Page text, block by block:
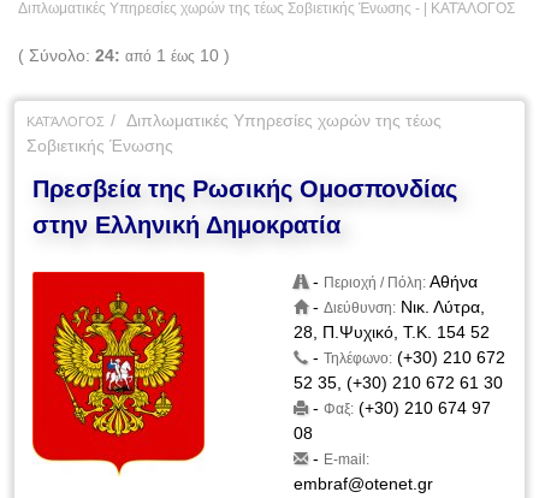
Διπλωματικές Υπηρεσίες χωρών της τέως Σοβιετικής Ένωσης - | ΚΑΤΆΛΟΓΟΣ
( Σύνολο: 24: από 1 έως 10 )
ΚΑΤΆΛΟΓΟΣ
Διπλωματικές Υπηρεσίες χωρών της τέως
Σοβιετικής Ένωσης
Πρεσβεία της Ρωσικής Ομοσπονδίας
στην Ελληνική Δημοκρατία
- Περιοχή / Πόλη: Αθήνα
-Διεύθυνση: Νικ. Λύτρα,
28, Π.Ψυχικό, Τ.Κ. 154 52
-Τηλέφωνο: (+30) 210 672
52 35, (+30) 210 672 61 30
-Φαξ: (+30) 210 674 97
08
- E-mail:
embraf@otenet.gr